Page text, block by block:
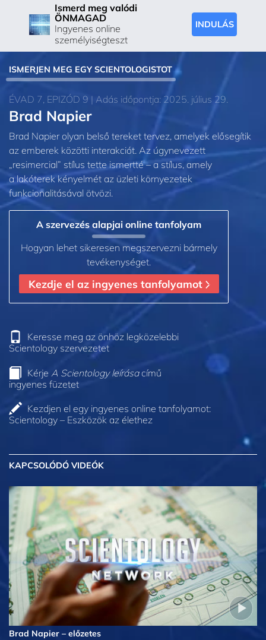
Ismerd meg valódi
ÖNMAGAD
Ingyenes online
személyiségteszt
INDULÁS
ISMERJEN MEG EGY SCIENTOLOGISTOT
ÉVAD 7, EPIZÓD 9 | Adás időpontja: 2025. július 29.
Brad Napier
Brad Napier olyan belső tereket tervez, amelyek elősegítik
az emberek közötti interakciót. Az úgynevezett
„resimercial” stílus tette ismertté – a stílus, amely
a lakóterek kényelmét az üzleti környezetek
funkcionalitásával ötvözi.
A szervezés alapjai online tanfolyam
Hogyan lehet sikeresen megszervezni bármely
tevékenységet.
Kezdje el az ingyenes tanfolyamot
Keresse meg az önhöz legközelebbi
Scientology szervezetet
Kérje A Scientology leírásacímű
ingyenes füzetet
Kezdjen el egy ingyenes online tanfolyamot:
Scientology – Eszközök az élethez
KAPCSOLÓDÓ VIDEÓK
Brad Napier – előzetes